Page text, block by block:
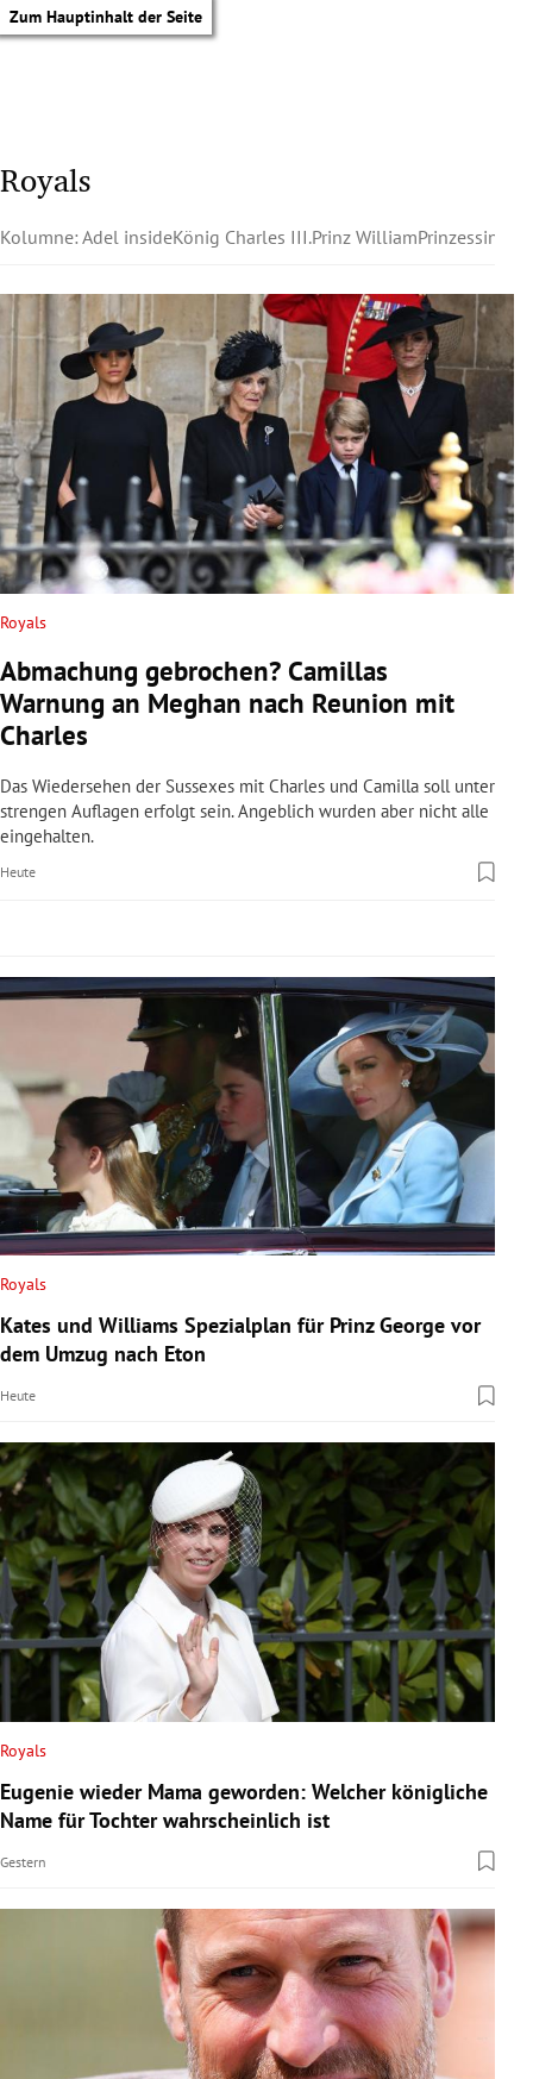
Zum Hauptinhalt der Seite
Untermenü
Untermenü
Untermenü
Untermenü
Untermenü
Untermenü
Untermenü
Royals
Kolumne: Adel insideKönig Charles III.Prinz WilliamPrinzessin
Royals
Abmachung gebrochen? Camillas
Warnung an Meghan nach Reunion mit
Charles
Das Wiedersehen der Sussexes mit Charles und Camilla soll unter
strengen Auflagen erfolgt sein. Angeblich wurden aber nicht alle
eingehalten.
Heute
Royals
Kates und Williams Spezialplan für Prinz George vor
dem Umzug nach Eton
Heute
Royals
Eugenie wieder Mama geworden: Welcher königliche
Name für Tochter wahrscheinlich ist
Gestern